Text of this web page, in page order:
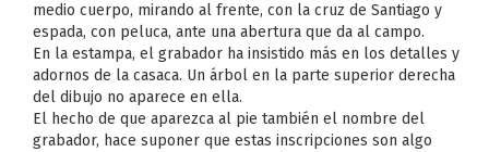
medio cuerpo, mirando al frente, con la cruz de Santiago y
espada, con peluca, ante una abertura que da al campo.
En la estampa, el grabador ha insistido más en los detalles y
adornos de la casaca. Un árbol en la parte superior derecha
del dibujo no aparece en ella.
El hecho de que aparezca al pie también el nombre del
grabador, hace suponer que estas inscripciones son algo